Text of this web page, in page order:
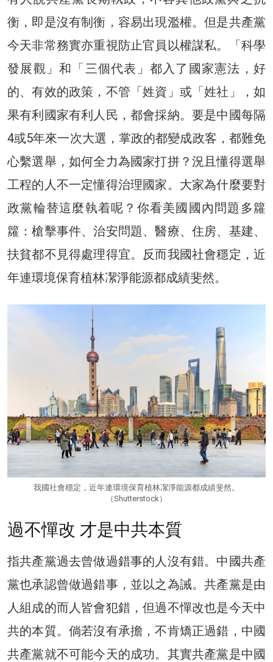
衡，即是沒有制衡，容易出現濫權。但是共產黨
今天非常務實亦重視防止官員以權謀私。「科學
發展觀」和「三個代表」都入了國家憲法，好
的、有效的政策，不管「姓資」或「姓社」，如
果有利國家有利人民，都會採納。要是中國每隔
4或5年來一次大選，掌政的都變成政客，都難免
心繫選舉，如何全力為國家打拼？況且懂得選舉
工程的人不一定懂得治理國家。大家為什麼要對
政黨輪替這麼執着呢？你看美國國內問題多籮
籮：槍擊事件、治安問題、醫療、住房、基建、
扶貧都不見得處理得宜。反而我國社會穩定，近
年連環境保育植林㓗淨能源都成績斐然。
我國社會穩定，近年連環境保育植林㓗淨能源都成績斐然。
（Shutterstock）
過不憚改 才是中共本質
指共產黨過去曾做過錯事的人沒有錯。中國共產
黨也承認曾做過錯事，並以之為誡。共產黨是由
人組成的而人皆會犯錯，但過不憚改也是今天中
共的本質。倘若沒有承擔，不肯矯正過錯，中國
共產黨就不可能今天的成功。其實共產黨是中國